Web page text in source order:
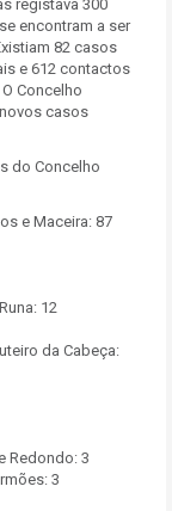
registava 300
encontram a ser
82 casos
e 612 contactos
Concelho
casos
do Concelho
e Maceira: 87
12
da Cabeça:
Redondo: 3
3